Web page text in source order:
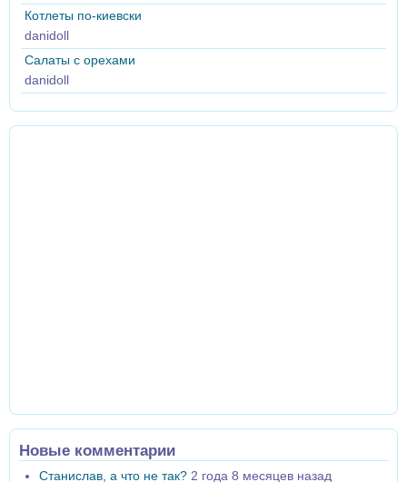
Котлеты по-киевски
danidoll
Салаты с орехами
danidoll
Новые комментарии
Станислав, а что не так? 2 года 8 месяцев назад